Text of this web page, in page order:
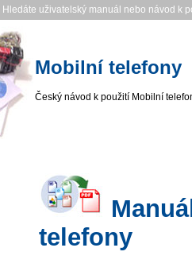
| Hledáte uživatelský manuál nebo návod k
Mobilní telefony
Český návod k použití Mobilní
telefony